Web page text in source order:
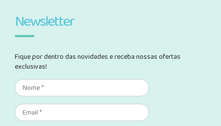
Newsletter
Fique por dentro das novidades e receba nossas ofertas
exclusivas!